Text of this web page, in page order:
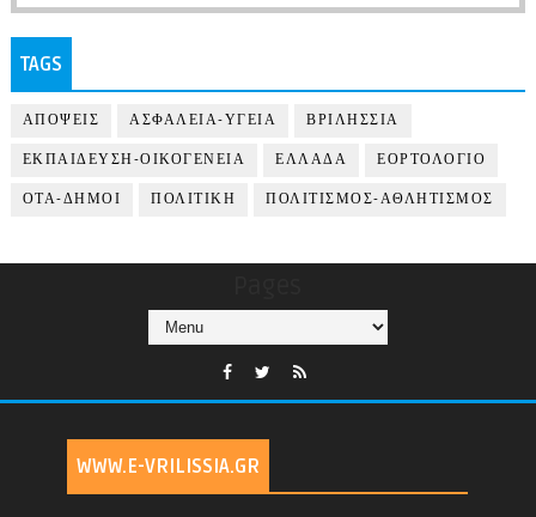
TAGS
ΑΠΟΨΕΙΣ ΑΣΦΑΛΕΙΑ-ΥΓΕΙΑ ΒΡΙΛΗΣΣΙΑ
ΕΚΠΑΙΔΕΥΣΗ-ΟΙΚΟΓΕΝΕΙΑ ΕΛΛΑΔΑ ΕΟΡΤΟΛΟΓΙΟ
ΟΤΑ-ΔΗΜΟΙ ΠΟΛΙΤΙΚΗ ΠΟΛΙΤΙΣΜΟΣ-ΑΘΛΗΤΙΣΜΟΣ
WWW.E-VRILISSIA.GR